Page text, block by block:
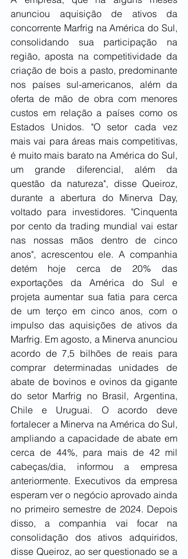
anunciou aquisição de ativos da
concorrente Marfrig na América do Sul,
consolidando sua participação na
região, aposta na competitividade da
criação de bois a pasto, predominante
nos países sul-americanos, além da
oferta de mão de obra com menores
custos em relação a países como os
Estados Unidos. "O setor cada vez
mais vai para áreas mais competitivas,
é muito mais barato na América do Sul,
um grande diferencial, além da
questão da natureza", disse Queiroz,
durante a abertura do Minerva Day,
voltado para investidores. "Cinquenta
por cento da trading mundial vai estar
nas nossas mãos dentro de cinco
anos", acrescentou ele. A companhia
detém hoje cerca de 20% das
exportações da América do Sul e
projeta aumentar sua fatia para cerca
de um terço em cinco anos, com o
impulso das aquisições de ativos da
Marfrig. Em agosto, a Minerva anunciou
acordo de 7,5 bilhões de reais para
comprar determinadas unidades de
abate de bovinos e ovinos da gigante
do setor Marfrig no Brasil, Argentina,
Chile e Uruguai. O acordo deve
fortalecer a Minerva na América do Sul,
ampliando a capacidade de abate em
cerca de 44%, para mais de 42 mil
cabeças/dia, informou a empresa
anteriormente. Executivos da empresa
esperam ver o negócio aprovado ainda
no primeiro semestre de 2024. Depois
disso, a companhia vai focar na
consolidação dos ativos adquiridos,
disse Queiroz, ao ser questionado se a